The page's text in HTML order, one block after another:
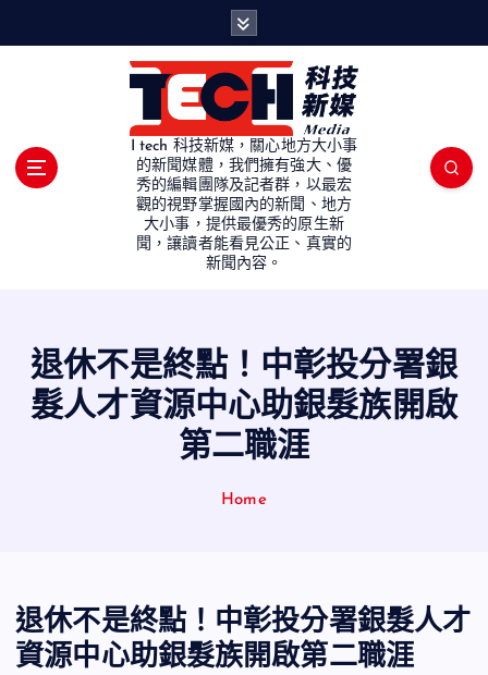
I tech 科技新媒，關心地方大小事
的新聞媒體，我們擁有強大、優
秀的編輯團隊及記者群，以最宏
觀的視野掌握國內的新聞、地方
大小事，提供最優秀的原生新
聞，讓讀者能看見公正、真實的
新聞內容。
退休不是終點！中彰投分署銀
髮人才資源中心助銀髮族開啟
第二職涯
Home
退休不是終點！中彰投分署銀髮人才
資源中心助銀髮族開啟第二職涯